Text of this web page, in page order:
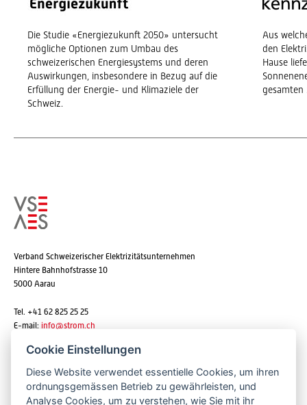
Die Studie «Energiezukunft 2050» untersucht
mögliche Optionen zum Umbau des
schweizerischen Energiesystems und deren
Auswirkungen, insbesondere in Bezug auf die
Erfüllung der Energie- und Klimaziele der
Schweiz.
Aus
den
Hause
gesamten
Verband Schweizerischer Elektrizitätsunternehmen
Hintere Bahnhofstrasse 10
5000 Aarau
Tel. +41 62 825 25 25
E-mail: info@strom.ch
Newsletter abonnieren
Cookie Einstellungen
Diese Website verwendet essentielle Cookies, um ihren
ordnungsgemässen Betrieb zu gewährleisten, und
Analyse Cookies, um zu verstehen, wie Sie mit ihr